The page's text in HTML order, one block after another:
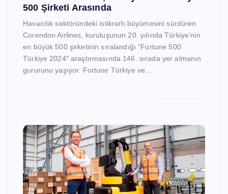
500 Şirketi Arasında
Havacılık sektöründeki istikrarlı büyümesini sürdüren
Corendon Airlines, kuruluşunun 20. yılında Türkiye’nin
en büyük 500 şirketinin sıralandığı “Fortune 500
Türkiye 2024″ araştırmasında 146. sırada yer almanın
gururunu yaşıyor. Fortune Türkiye ve…